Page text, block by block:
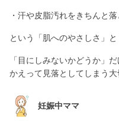
・汗や皮脂汚れをきちんと
という「肌へのやさしさ」と
「目にしみないかどうか」
かえって見落としてしまう大
妊娠中ママ